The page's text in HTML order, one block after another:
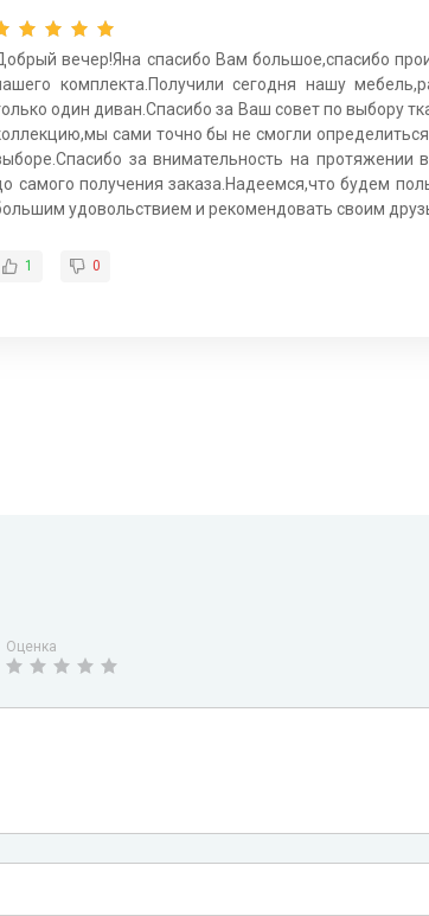
вечер!Яна спасибо Вам большое,спасибо
комплекта.Получили сегодня нашу
один диван.Спасибо за Ваш совет по выбору
сами точно бы не смогли
за внимательность на протяжении
самого получения заказа.Надеемся,что будем
удовольствием и рекомендовать своим
1 0
Оценка